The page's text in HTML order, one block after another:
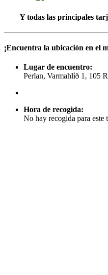
Y todas las principales
¡Encuentra la ubicación en el
Lugar de encuentro:
Perlan, Varmahlíð 1, 105
Hora de recogida:
No hay recogida para este